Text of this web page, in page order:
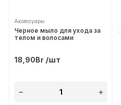
Аксессуары
Черное мыло для ухода за
телом и волосами
18,90Br /шт